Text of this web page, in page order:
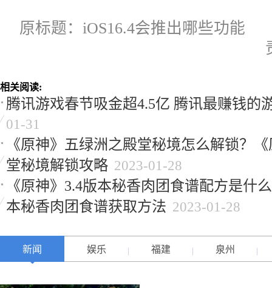
原标题：iOS16.4会推出哪些功能
相关阅读:
腾讯游戏春节吸金超4.5亿 腾讯最赚钱的
01-31
《原神》五绿洲之殿堂秘境怎么解锁？
堂秘境解锁攻略 2023-01-28
《原神》3.4版本秘香肉团食谱配方是什
本秘香肉团食谱获取方法 2023-01-28
新闻 娱乐 福建 泉州